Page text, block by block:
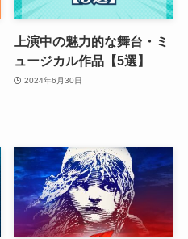
上演中の魅力的な舞台・ミ
ュージカル作品【5選】
2024年6月30日